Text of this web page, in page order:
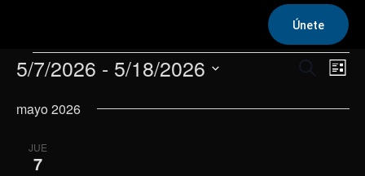
Únete
Eventos
de
Buscar
Lista
5/7/2026 - 5/18/2026
la
mayo 2026
JUE
7